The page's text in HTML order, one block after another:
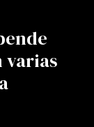
varias